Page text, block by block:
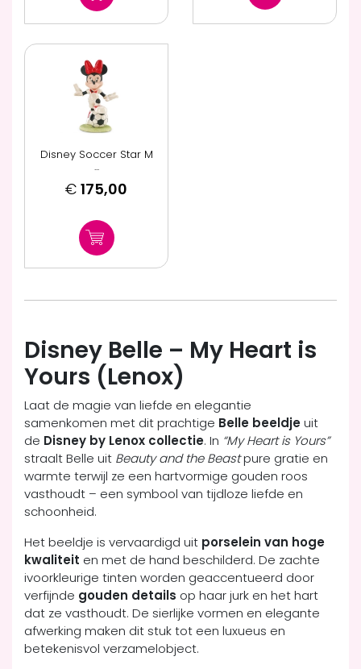
Disney Soccer Star M
...
€ 175,00
Disney Belle – My Heart is
Yours (Lenox)
Laat de magie van liefde en elegantie
samenkomen met dit prachtige Belle beeldjeuit
de Disney by Lenox collectie. In “My Heart is Yours”
straalt Belle uit Beauty and the Beastpure gratie en
warmte terwijl ze een hartvormige gouden roos
vasthoudt – een symbool van tijdloze liefde en
schoonheid.
Het beeldje is vervaardigd uit porselein van hoge
kwaliteit en met de hand beschilderd. De zachte
ivoorkleurige tinten worden geaccentueerd door
verfijnde gouden details op haar jurk en het hart
dat ze vasthoudt. De sierlijke vormen en elegante
afwerking maken dit stuk tot een luxueus en
betekenisvol verzamelobject.